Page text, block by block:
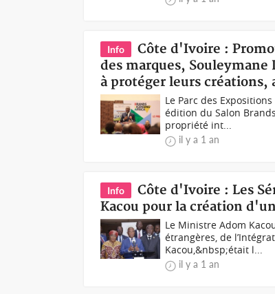
Info
Côte d'Ivoire :
des marques,
à protéger leurs
Le Parc des
édition du Salon
propriété int...
il y a 1 an
Info
Côte d'Ivoire : Les
Kacou pour la création
Le Ministre Adom
étrangères, de
Kacou,&nbsp;était l...
il y a 1 an